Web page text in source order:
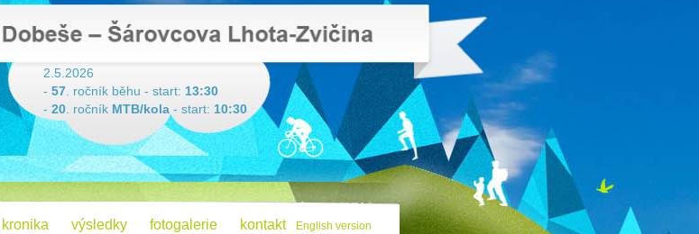
2.5.2026
- 57 . ročník běhu - start: 13:30
- 20 . ročník MTB/kola - start: 10:30
kronika výsledky fotogalerie kontakt English version